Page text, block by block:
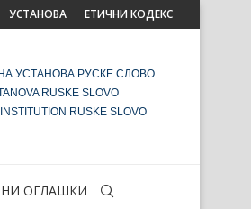
УСТАНОВА ЕТИЧНИ КОДЕКС
УСТАНОВА РУСКЕ СЛОВО
RUSKE SLOVO
RUSKE SLOVO
ОГЛАШКИ